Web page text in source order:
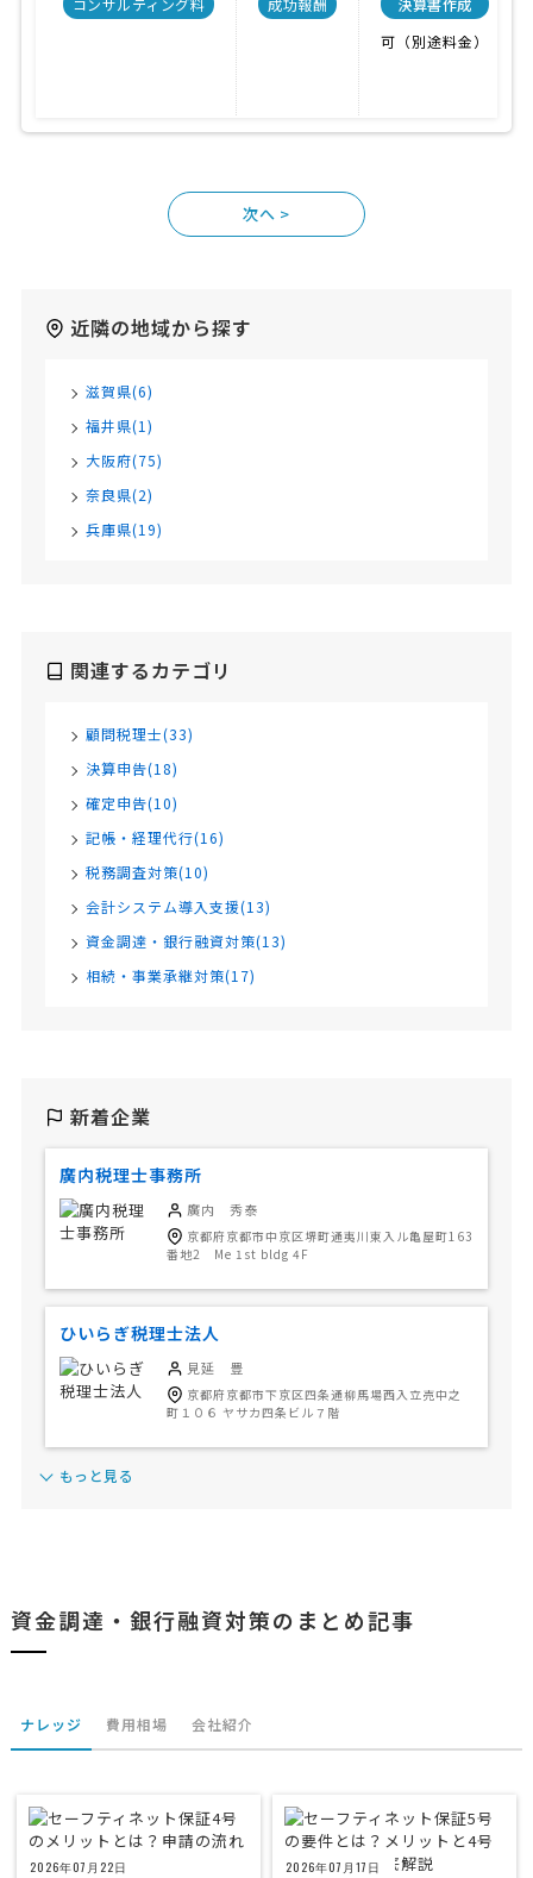
コンサルティング料 成功報酬
決算書作成
可（別途料金）
>
近隣の地域から探す
滋賀県(6)
福井県(1)
大阪府(75)
奈良県(2)
兵庫県(19)
関連するカテゴリ
顧問税理士(33)
決算申告(18)
確定申告(10)
記帳・経理代行(16)
税務調査対策(10)
会計システム導入支援(13)
資金調達・銀行融資対策(13)
相続・事業承継対策(17)
新着企業
廣内税理士事務所
廣内 秀泰
京都府京都市中京区堺町通夷川東入ル亀屋町163
番地2 Me 1st bldg 4F
ひいらぎ税理士法人
見延 豊
京都府京都市下京区四条通柳馬場西入立売中之
町１０６ ヤサカ四条ビル７階
もっと見る
資金調達・銀行融資対策のまとめ記事
ナレッジ 費用相場 会社紹介
2026年07月22日 2026年07月17日